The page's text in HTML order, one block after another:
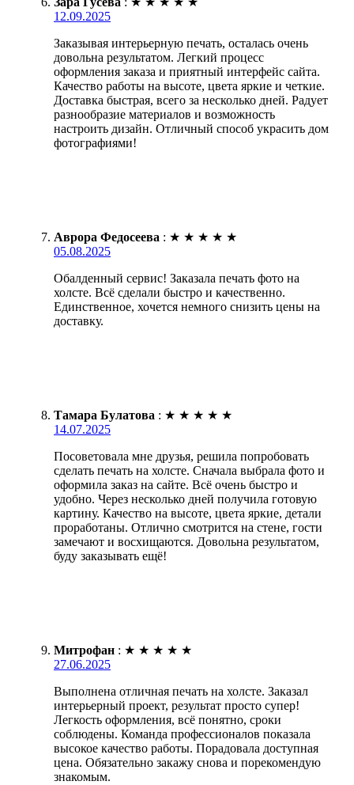
12.09.2025
Заказывая интерьерную печать, осталась очень
довольна результатом. Легкий процесс
оформления заказа и приятный интерфейс сайта.
Качество работы на высоте, цвета яркие и четкие.
Доставка быстрая, всего за несколько дней. Радует
разнообразие материалов и возможность
настроить дизайн. Отличный способ украсить дом
фотографиями!
Аврора Федосеева : ★ ★ ★ ★ ★
05.08.2025
Обалденный сервис! Заказала печать фото на
холсте. Всё сделали быстро и качественно.
Единственное, хочется немного снизить цены на
доставку.
Тамара Булатова : ★ ★ ★ ★ ★
14.07.2025
Посоветовала мне друзья, решила попробовать
сделать печать на холсте. Сначала выбрала фото и
оформила заказ на сайте. Всё очень быстро и
удобно. Через несколько дней получила готовую
картину. Качество на высоте, цвета яркие, детали
проработаны. Отлично смотрится на стене, гости
замечают и восхищаются. Довольна результатом,
буду заказывать ещё!
Митрофан : ★ ★ ★ ★ ★
27.06.2025
Выполнена отличная печать на холсте. Заказал
интерьерный проект, результат просто супер!
Легкость оформления, всё понятно, сроки
соблюдены. Команда профессионалов показала
высокое качество работы. Порадовала доступная
цена. Обязательно закажу снова и порекомендую
знакомым.